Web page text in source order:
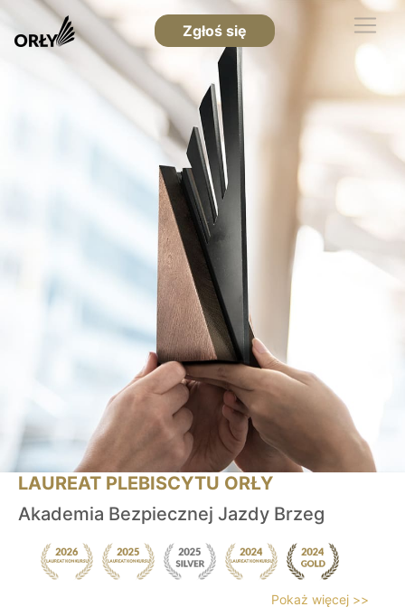
Zgłoś się
LAUREAT PLEBISCYTU ORŁY
Akademia Bezpiecznej Jazdy Brzeg
Pokaż więcej >>